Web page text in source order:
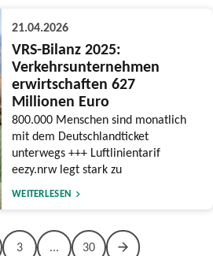
21.04.2026
VRS-Bilanz 2025:
Verkehrsunternehmen
erwirtschaften 627
Millionen Euro
800.000 Menschen sind monatlich
mit dem Deutschlandticket
unterwegs +++ Luftlinientarif
eezy.nrw legt stark zu
WEITERLESEN
3 ... 30